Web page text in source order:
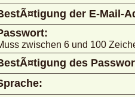
der E-Mail-
zwischen 6 und 100
des